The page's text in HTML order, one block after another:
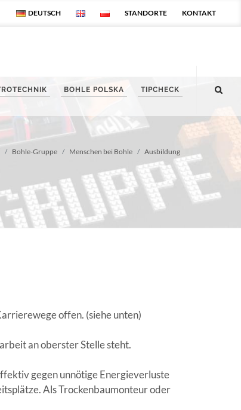
DEUTSCH STANDORTE KONTAKT
BOHLE POLSKA TIPCHECK
Bohle-Gruppe Menschen bei Bohle Ausbildung
offen. (siehe unten)
an oberster Stelle steht.
gegen unnötige Energieverluste
Als Trockenbaumonteur oder